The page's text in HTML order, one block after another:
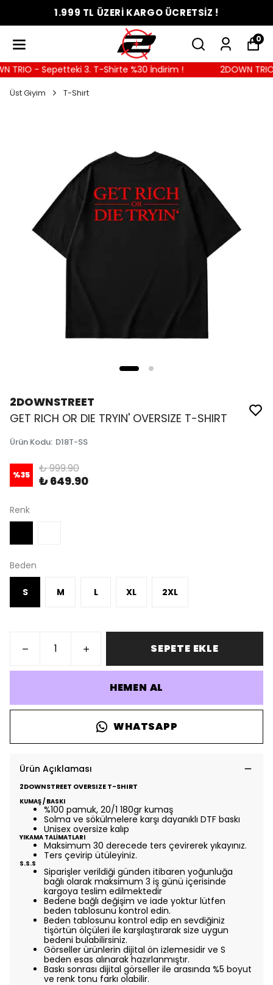
1.999 TL ÜZERİ KARGO ÜCRETSİZ !
0
TRIO - Sepetteki 3. T-Shirte %30 İndirim ! 2DOWN
Üst Giyim T-Shirt
2DOWNSTREET
GET RICH OR DIE TRYIN' OVERSIZE T-SHIRT
Ürün Kodu: D18T-SS
%35 ₺ 999.90
₺ 649.90
Renk
Beden
S M L XL 2XL
SEPETE EKLE
HEMEN AL
WHATSAPP
Ürün Açıklaması
2DOWNSTREET OVERSIZE T-SHIRT
KUMAŞ / BASKI
%100 pamuk, 20/1 180gr kumaş
Solma ve sökülmelere karşı dayanıklı DTF baskı
Unisex oversize kalıp
YIKAMA TALİMATLARI
Maksimum 30 derecede ters çevirerek yıkayınız.
Ters çevirip ütüleyiniz.
S.S.S
Siparişler verildiği günden itibaren yoğunluğa
bağlı olarak maksimum 3 iş günü içerisinde
kargoya teslim edilmektedir
Bedene bağlı değişim ve iade yoktur lütfen
beden tablosunu kontrol edin.
Beden tablosunu kontrol edip en sevdiğiniz
tişörtün ölçüleri ile karşılaştırarak size uygun
bedeni bulabilirsiniz.
Görseller ürünlerin dijital ön izlemesidir ve S
beden esas alınarak hazırlanmıştır.
Baskı sonrası dijital görseller ile arasında %5 boyut
ve renk tonu farkı olabilir.